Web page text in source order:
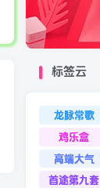
标签云
龙脉常歌
鸡乐盒
高端大气
首途第九套